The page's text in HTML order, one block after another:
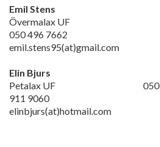
Emil Stens
Övermalax UF
050 496 7662
emil.stens95(at)gmail.com
Elin Bjurs
Petalax UF 050
911 9060
elinbjurs(at)hotmail.com